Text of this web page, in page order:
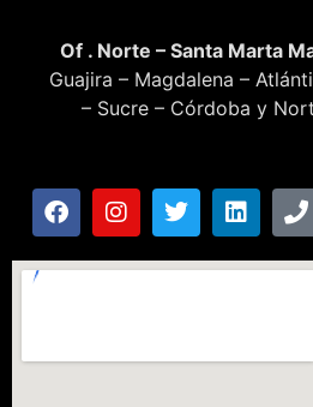
Of . Norte – Santa Marta
Guajira – Magdalena –
– Sucre – Córdoba y